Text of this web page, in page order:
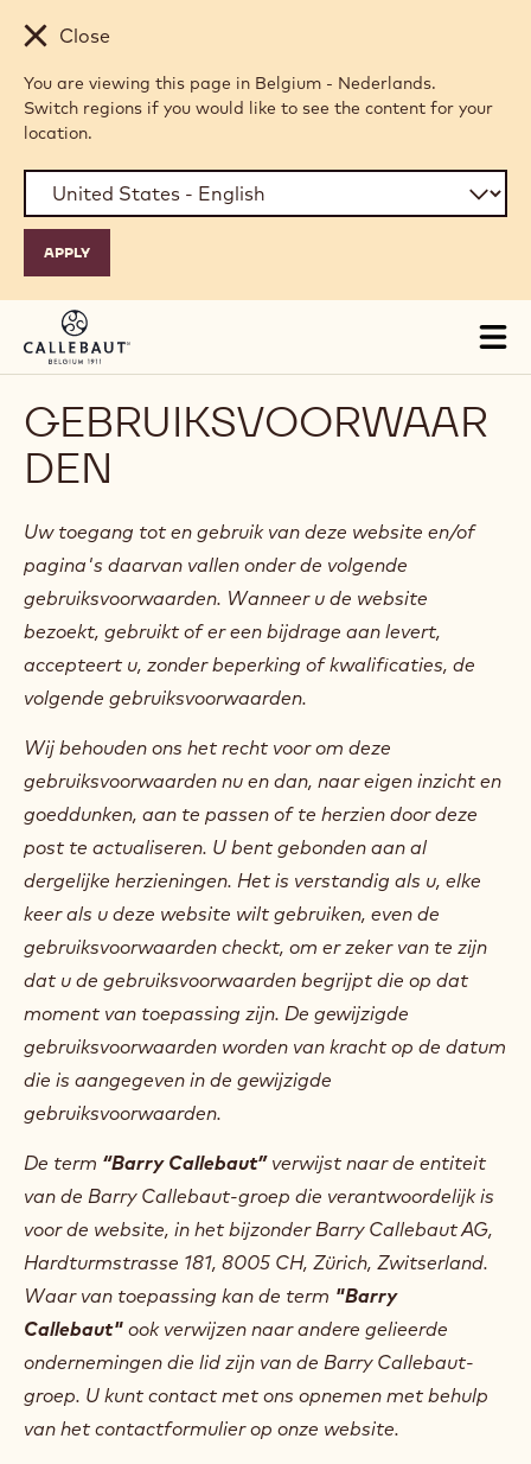
Skip to main content
Close
You are viewing this page in Belgium - Nederlands.
Switch regions if you would like to see the content for your
location.
GEBRUIKSVOORWAAR
DEN
Uw toegang tot en gebruik van deze website en/of
pagina's daarvan vallen onder de volgende
gebruiksvoorwaarden. Wanneer u de website
bezoekt, gebruikt of er een bijdrage aan levert,
accepteert u, zonder beperking of kwalificaties, de
volgende gebruiksvoorwaarden.
Wij behouden ons het recht voor om deze
gebruiksvoorwaarden nu en dan, naar eigen inzicht en
goeddunken, aan te passen of te herzien door deze
post te actualiseren. U bent gebonden aan al
dergelijke herzieningen. Het is verstandig als u, elke
keer als u deze website wilt gebruiken, even de
gebruiksvoorwaarden checkt, om er zeker van te zijn
dat u de gebruiksvoorwaarden begrijpt die op dat
moment van toepassing zijn. De gewijzigde
gebruiksvoorwaarden worden van kracht op de datum
die is aangegeven in de gewijzigde
gebruiksvoorwaarden.
De term “Barry Callebaut”verwijst naar de entiteit
van de Barry Callebaut-groep die verantwoordelijk is
voor de website, in het bijzonder Barry Callebaut AG,
Hardturmstrasse 181, 8005 CH, Zürich, Zwitserland.
Waar van toepassing kan de term "Barry
Callebaut" ook verwijzen naar andere gelieerde
ondernemingen die lid zijn van de Barry Callebaut-
groep. U kunt contact met ons opnemen met behulp
van het contactformulier op onze website.